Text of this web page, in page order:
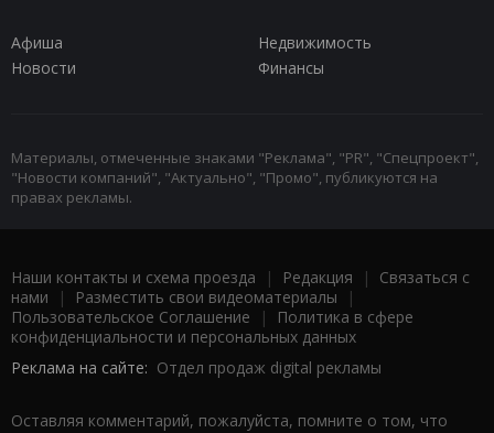
Афиша
Недвижимость
Новости
Финансы
Материалы, отмеченные знаками "Реклама", "PR", "Спецпроект",
"Новости компаний", "Актуально", "Промо", публикуются на
правах рекламы.
Наши контакты и схема проезда | Редакция | Связаться с
нами | Разместить свои видеоматериалы |
Пользовательское Соглашение |
Политика в сфере
конфиденциальности и персональных данных
Реклама на сайте: Отдел продаж digital рекламы
Оставляя комментарий, пожалуйста, помните о том, что